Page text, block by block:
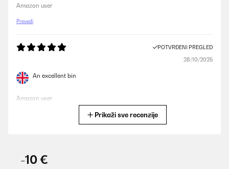
Amazon user
Prevedi
POTVRĐENI PREGLED
28/10/2025
An excellent bin
Amazon user
Prikaži sve recenzije
-10 €